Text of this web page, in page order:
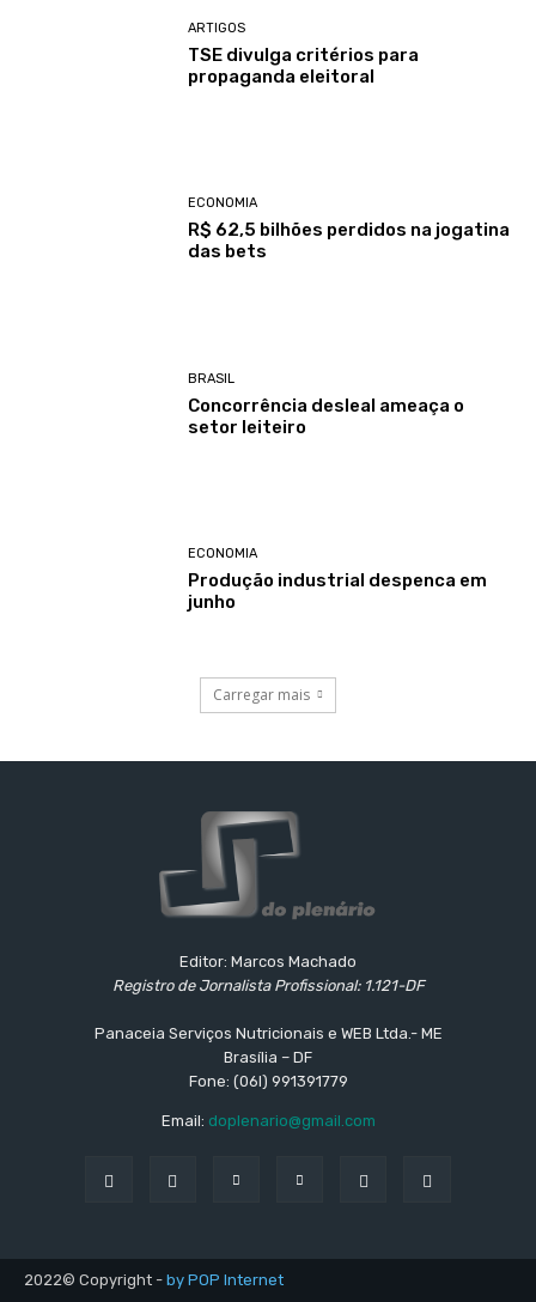
ARTIGOS
TSE divulga critérios para
propaganda eleitoral
ECONOMIA
R$ 62,5 bilhões perdidos na jogatina
das bets
BRASIL
Concorrência desleal ameaça o
setor leiteiro
ECONOMIA
Produção industrial despenca em
junho
Carregar mais
Editor: Marcos Machado
Registro de Jornalista Profissional: 1.121-DF
Panaceia Serviços Nutricionais e WEB Ltda.- ME
Brasília – DF
Fone: (06l) 991391779
Email: doplenario@gmail.com
2022© Copyright - by POP Internet